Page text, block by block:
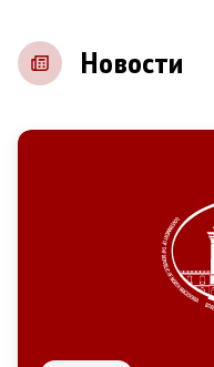
Контакт
Основање на
Новости